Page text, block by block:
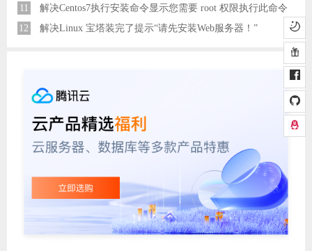
11
解决Centos7执行安装命令显示您需要 root 权限执行此命令
12
解决Linux 宝塔装完了提示“请先安装Web服务器！”